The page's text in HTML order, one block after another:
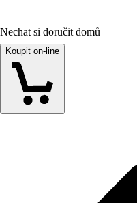
Nechat si doručit domů
Koupit on-line